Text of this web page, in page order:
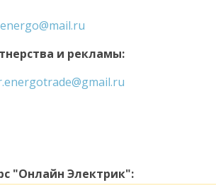
и рекламы:
.energotrade@gmail.ru
"Онлайн Электрик":